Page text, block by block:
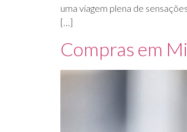
uma viagem plena de
[…]
Compras em